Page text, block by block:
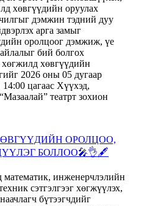
ОРОЛЦОО,
БОЛЛОО🎤👌🖋️